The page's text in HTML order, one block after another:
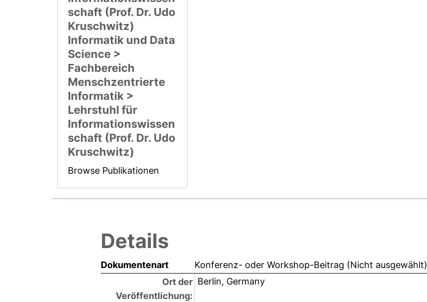
schaft (Prof. Dr. Udo
Kruschwitz)
Informatik und Data
Science >
Fachbereich
Menschzentrierte
Informatik >
Lehrstuhl für
Informationswissen
schaft (Prof. Dr. Udo
Kruschwitz)
Browse Publikationen
Details
Dokumentenart
Konferenz- oder Workshop-Beitrag (Nicht ausgewählt)
Ort der
Veröffentlichung:
Berlin, Germany